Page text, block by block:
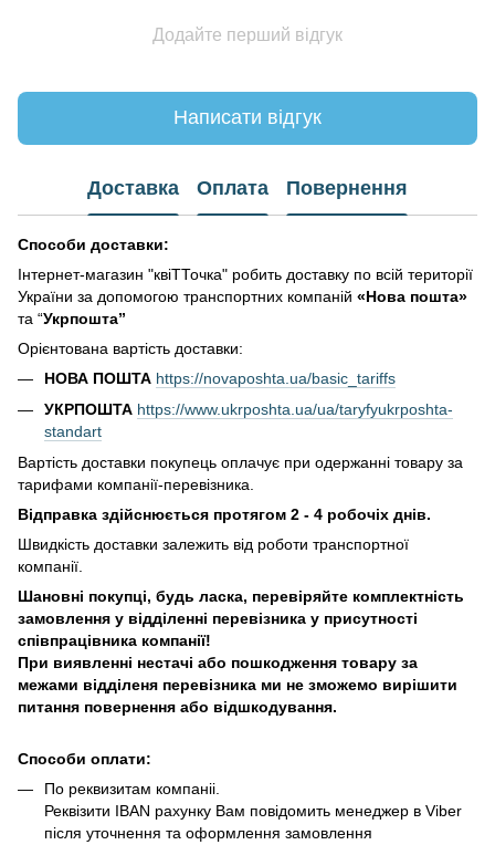
Додайте перший відгук
Написати відгук
Доставка Оплата Повернення
Способи доставки:
Інтернет-магазин "квіТТочка" робить доставку по всій території
України за допомогою транспортних компаній «Нова пошта»
та “Укрпошта”
Орієнтована вартість доставки:
НОВА ПОШТА https://novaposhta.ua/basic_tariffs
УКРПОШТА https://www.ukrposhta.ua/ua/taryfyukrposhta-
standart
Вартість доставки покупець оплачує при одержанні товару за
тарифами компанії-перевізника.
Відправка здійснюється протягом 2 - 4 робочіх днів.
Швидкість доставки залежить від роботи транспортної
компанії.
Шановні покупці, будь ласка, перевіряйте комплектність
замовлення у відділенні перевізника у присутності
співпрацівника компанії!
При виявленні нестачі або пошкодження товару за
межами відділеня перевізника ми не зможемо вирішити
питання повернення або відшкодування.
Способи оплати:
По реквизитам компаніі.
Реквізити IBAN рахунку Вам повідомить менеджер в Viber
після уточнення та оформлення замовлення